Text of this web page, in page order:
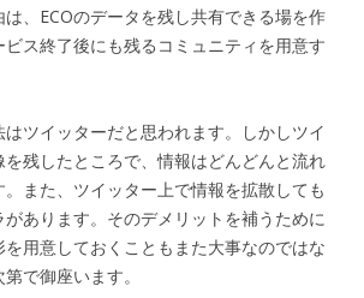
、ECOのデータを残し共有できる場を作
ビス終了後にも残るコミュニティを用意す
ツイッターだと思われます。しかしツイ
を残したところで、情報はどんどんと流れ
また、ツイッター上で情報を拡散しても
あります。そのデメリットを補うために
用意しておくこともまた大事なのではな
で御座います。